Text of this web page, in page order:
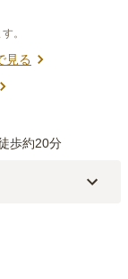
。
見る
歩約20分